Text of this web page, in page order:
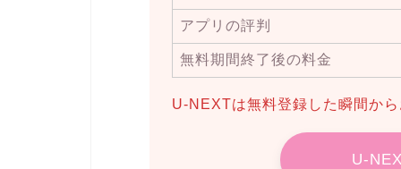
アプリの評判
無料期間終了後の料金
U-NEXTは無料登録した瞬間か
U-